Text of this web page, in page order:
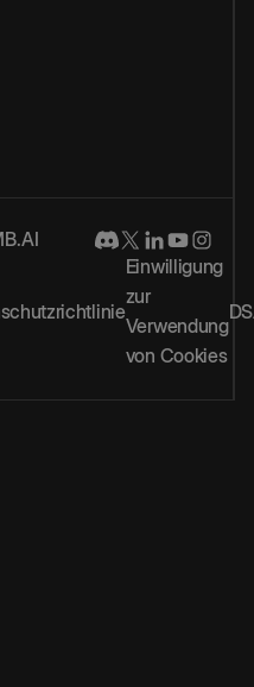
Einwilligung
zur
Verwendung
von Cookies